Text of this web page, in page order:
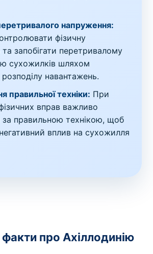
напруження:
фізичну
та запобігати перетривалому
сухожилків шляхом
навантажень.
правильної техніки: При
вправ важливо
за правильною технікою, щоб
вплив на сухожилля
факти про Ахіллодинію